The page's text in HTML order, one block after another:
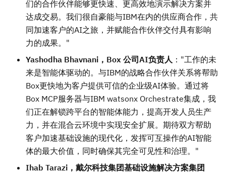
们的合作伙伴能够更快速、更高效地演示解决方案并
达成交易。我们很自豪能与IBM在内的供应商合作，共
同加速客户的AI之旅，并赋能合作伙伴交付具有影响
力的成果。"
Yashodha Bhavnani，Box 公司AI负责人 ："工作的未
来是智能体驱动的。与IBM的战略合作伙伴关系将帮助
Box更快地为客户提供可信的企业级AI体验。通过将
Box MCP服务器与IBM watsonx Orchestrate集成，我
们正在解锁跨平台的智能体能力，提高开发人员生产
力，并在混合云环境中实现安全扩展。期待双方帮助
客户加速基础设施的现代化，发挥可互操作的AI智能
体的最大价值，同时确保其完全可见性和治理。"
Ihab Tarazi，戴尔科技集团基础设施解决方案集团